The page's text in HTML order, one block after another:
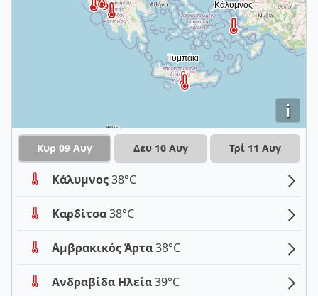
i
Κυρ 09 Αυγ Δευ 10 Αυγ Τρί 11 Αυγ
Κάλυμνος38°C
Καρδίτσα38°C
Αμβρακικός Άρτα38°C
Ανδραβίδα Ηλεία39°C